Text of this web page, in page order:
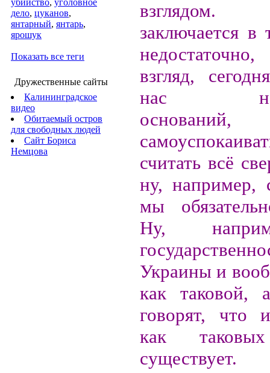
убийство, уголовное
дело, цуканов,
янтарный, янтарь,
ярошук
Показать все теги
Дружественные сайты
Калининградское
видео
Обитаемый остров
для свободных людей
Сайт Бориса
Немцова
заключается
взгляд,
нас
считать всё
ну, например,
мы
Ну,
Украины и
как таковой,
говорят, что
как
существует.